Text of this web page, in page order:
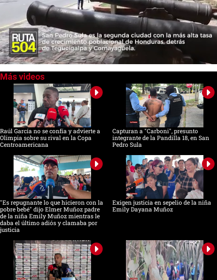
seconds
seconds
Raúl García no se confía y advierte a
Olimpia sobre su rival en la Copa
Centroamericana
Capturan a "Carboni", presunto
integrante de la Pandilla 18, en San
Pedro Sula
"Es repugnante lo que hicieron con la
pobre bebé" dijo Elmer Muñoz padre
de la niña Emily Muñoz mientras le
daba el último adiós y clamaba por
justicia
Exigen justicia en sepelio de la niña
Emily Dayana Muñoz